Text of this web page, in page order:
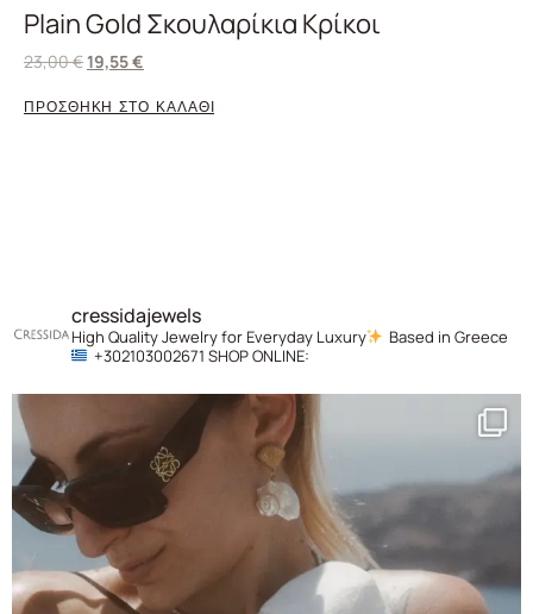
Plain Gold Σκουλαρίκια Κρίκοι
23,00€ 19,55€
ΠΡΟΣΘΗΚΗ ΣΤΟ ΚΑΛΑΘΙ
cressidajewels
High Quality Jewelry for Everyday Luxury
Based in Greece
+302103002671 SHOP ONLINE: